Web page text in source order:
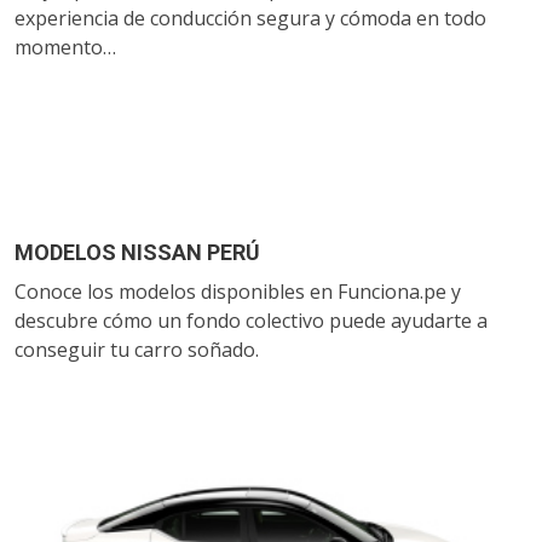
experiencia de conducción segura y cómoda en todo
momento…
MODELOS NISSAN PERÚ
Conoce los modelos disponibles en Funciona.pe y
descubre cómo un fondo colectivo puede ayudarte a
conseguir tu carro soñado.